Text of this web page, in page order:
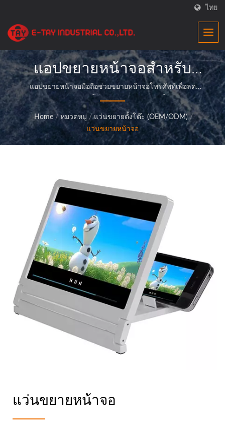
ไทย
แอปขยายหน้าจอสำหรับ
สมาร์ทโฟน| แว่นขยายเชิง
แสงความแม่นยำสูงสำหรับ
ธุรกิจ |E-Tay
แอปขยายหน้าจอมือถือช่วยขยายหน้าจอโทรศัพท์เพื่อลด
อาการปวดตา|E-Tayโรงงานผลิตแว่นขยายเป็นผู้ผลิตมือ
อาชีพที่นำเสนอผลิตภัณฑ์แว่นขยายคุณภาพเยี่ยม และให้
บริการที่สมบูรณ์แบบแก่ลูกค้าของเรา
Home / หมวดหมู่ / แว่นขยายตั้งโต๊ะ (OEM/ODM) /
แว่นขยายหน้าจอ
แว่นขยายหน้าจอ